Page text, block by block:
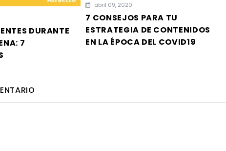
DURANTE
7
abril 09, 2020
7 CONSEJOS PARA TU
ESTRATEGIA DE CONTENIDOS
EN LA ÉPOCA DEL COVID19